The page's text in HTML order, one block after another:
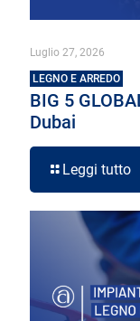
Luglio 27, 2026
LEGNO E ARREDO
BIG 5
Dubai
Leggi tutto